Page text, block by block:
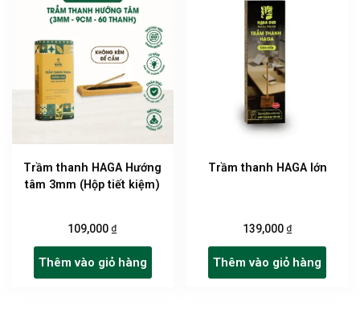
Trầm thanh HAGA Hướng
tâm 3mm (Hộp tiết kiệm)
109,000 ₫
Thêm vào giỏ hàng
Trầm thanh HAGA lớn
139,000 ₫
Thêm vào giỏ hàng